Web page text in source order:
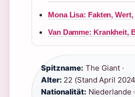
Mona Lisa: Fakten,
Van Damme: Krankheit,
Spitzname: The Giant ·
Alter: 22 (Stand April
Nationalität: Niederlande ·